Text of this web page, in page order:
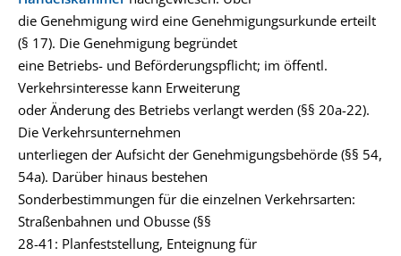
die Genehmigung wird eine Genehmigungsurkunde erteilt
(§ 17). Die Genehmigung begründet
eine Betriebs- und Beförderungspflicht; im öffentl.
Verkehrsinteresse kann Erweiterung
oder Änderung des Betriebs verlangt werden (§§ 20a-22).
Die Verkehrsunternehmen
unterliegen der Aufsicht der Genehmigungsbehörde (§§ 54,
54a). Darüber hinaus bestehen
Sonderbestimmungen für die einzelnen Verkehrsarten:
Straßenbahnen und Obusse (§§
28-41: Planfeststellung, Enteignung für